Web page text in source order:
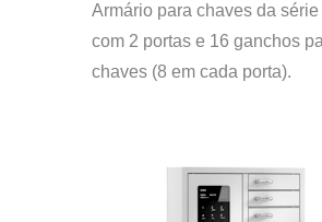
Armário para chaves da
com 2 portas e 16 ganchos
chaves (8 em cada porta).